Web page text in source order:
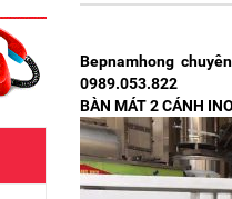
Bepnamhong
0989.053.822
BÀN MÁT 2 CÁNH